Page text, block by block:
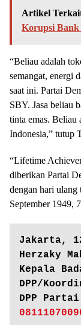
Artikel
Korupsi
“Beliau adalah
semangat, energi
saat ini. Partai
SBY. Jasa beliau
tinta emas. Beliau
Indonesia,” tutup
“Lifetime
diberikan Partai
dengan hari ulang
September 1949,
Jakarta,
Herzaky
Kepala
DPP/